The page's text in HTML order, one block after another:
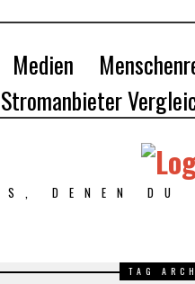
Medien
Stromanbieter
DENEN DU
TAG